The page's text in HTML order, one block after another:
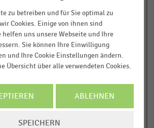
19
Q3 2018/19Q1 2019/20Q3 2019/20Q1 2020/21Q3 2020/21Q1 2021/22Q3 2021/22
als Excel, PNG, PDF
mehr!
JETZT INFORMIEREN
zu betreiben und für Sie optimal zu
Cookies. Einige von ihnen sind
helfen uns unsere Webseite und Ihre
Sie können Ihre Einwilligung
und Ihre Cookie Einstellungen ändern.
Übersicht über alle verwendeten Cookies.
ABLEHNEN
SPEICHERN